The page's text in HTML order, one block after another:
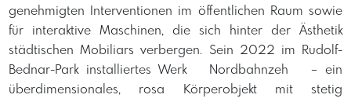
genehmigten Interventionen im öffentlichen Raum sowie
für interaktive Maschinen, die sich hinter der Ästhetik
städtischen Mobiliars verbergen. Sein 2022 im Rudolf-
Bednar-Park installiertes Werk Nordbahnzeh – ein
überdimensionales, rosa Körperobjekt mit stetig